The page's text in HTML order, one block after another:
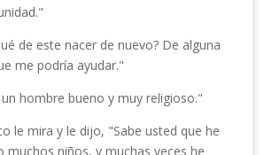
de este nacer de nuevo? De alguna
me podría ayudar."
hombre bueno y muy religioso."
le mira y le dijo, "Sabe usted que he
muchos niños, y muchas veces he